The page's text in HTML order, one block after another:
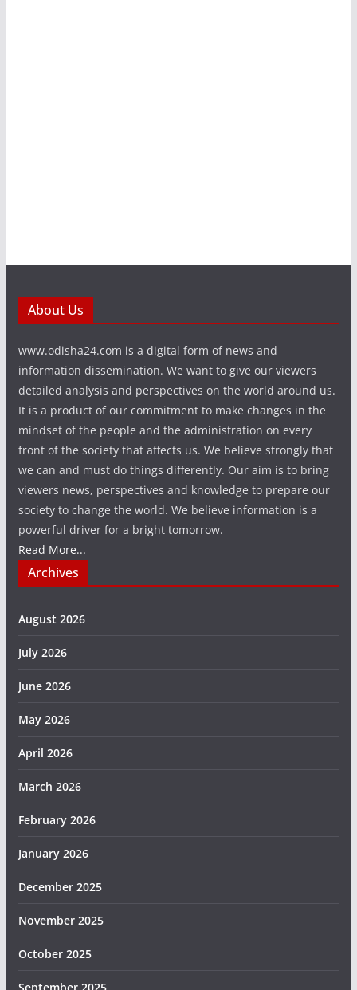
About Us
www.odisha24.com is a digital form of news and
information dissemination. We want to give our viewers
detailed analysis and perspectives on the world around us.
It is a product of our commitment to make changes in the
mindset of the people and the administration on every
front of the society that affects us. We believe strongly that
we can and must do things differently. Our aim is to bring
viewers news, perspectives and knowledge to prepare our
society to change the world. We believe information is a
powerful driver for a bright tomorrow.
Read More...
Archives
August 2026
July 2026
June 2026
May 2026
April 2026
March 2026
February 2026
January 2026
December 2025
November 2025
October 2025